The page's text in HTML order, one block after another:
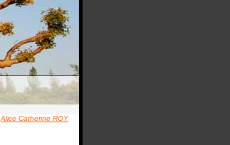
Alice Catherine ROY